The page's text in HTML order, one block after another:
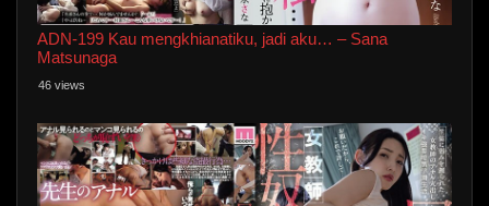
ADN-199 Kau mengkhianatiku, jadi aku… – Sana
Matsunaga
46 views